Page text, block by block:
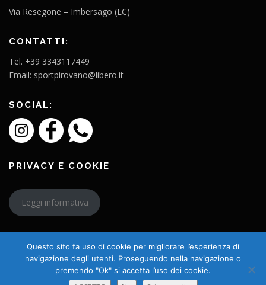
Via Resegone – Imbersago (LC)
CONTATTI:
Tel. +39 3343117449
Email: sportpirovano@libero.it
SOCIAL:
PRIVACY E COOKIE
Leggi informativa
Copyright © 2026 L'Amico Charly
Questo sito fa uso di cookie per migliorare l’esperienza di
navigazione degli utenti. Proseguendo nella navigazione o
premendo "Ok" si accetta l’uso dei cookie.